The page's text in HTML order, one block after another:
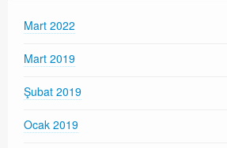
Mart 2022
Mart 2019
Şubat 2019
Ocak 2019